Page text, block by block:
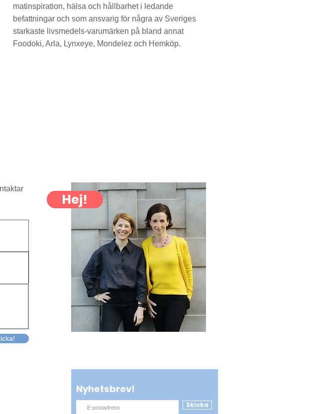
matinspiration, hälsa och hållbarhet i ledande
befattningar och som ansvarig för några av Sveriges
starkaste livsmedels-varumärken på bland annat
Foodoki, Arla, Lynxeye, Mondelez och Hemköp.
Hej!
Nyhetsbrev!
Skicka